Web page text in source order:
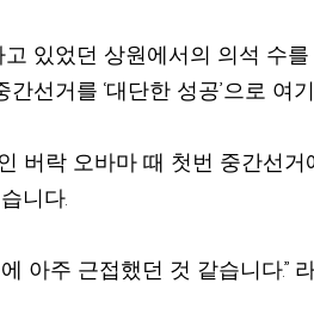
있었던 상원에서의 의석 수
선거를 ‘대단한 성공’으로 여
버락 오바마 때 첫번 중간선거
니다.
아주 근접했던 것 같습니다.”